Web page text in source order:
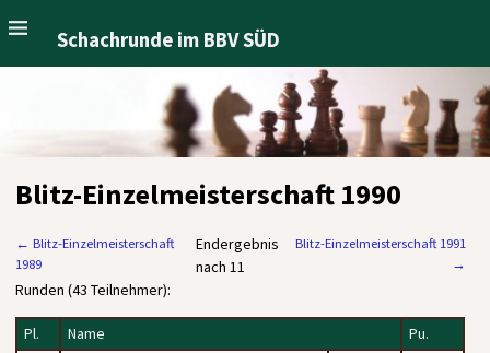
Schachrunde im BBV SÜD
Blitz-Einzelmeisterschaft 1990
← Blitz-Einzelmeisterschaft
1989
Blitz-Einzelmeisterschaft 1991
→
Endergebnis
nach 11
Runden (43 Teilnehmer):
Pl. Name
Pu.